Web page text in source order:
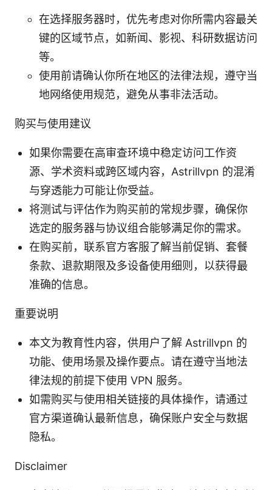
在选择服务器时，优先考虑对你所需内容最关
键的区域节点，如新闻、影视、科研数据访问
等。
使用前请确认你所在地区的法律法规，遵守当
地网络使用规范，避免从事非法活动。
购买与使用建议
如果你需要在高审查环境中稳定访问工作资
源、学术资料或跨区域内容，Astrillvpn 的混淆
与穿透能力可能让你受益。
将测试与评估作为购买前的常规步骤，确保你
选定的服务器与协议组合能够满足你的需求。
在购买前，联系官方客服了解当前促销、套餐
条款、退款期限及多设备使用细则，以获得最
准确的信息。
重要说明
本文为教育性内容，供用户了解 Astrillvpn 的
功能、使用场景及操作要点。请在遵守当地法
律法规的前提下使用 VPN 服务。
如需购买与使用相关链接的具体操作，请通过
官方渠道确认最新信息，确保账户安全与数据
隐私。
Disclaimer